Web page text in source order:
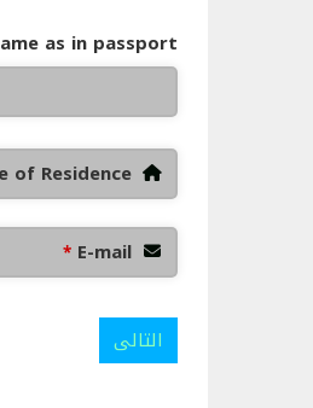
as in passport
of Residence
E-mail
*
التالى